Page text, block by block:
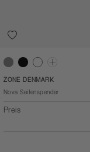
Soft Grey
BlackWhiteOlive green
ZONE DENMARK
Nova Seifenspender
Preis